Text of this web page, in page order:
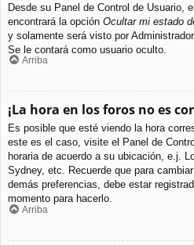
Desde su Panel de Control de Usuario,
encontrará la opción Ocultar mi estado
y solamente será visto por
Se le contará como usuario oculto.
Arriba
¡La hora en los foros no es
Es posible que esté viendo la hora
este es el caso, visite el Panel de
horaria de acuerdo a su ubicación, e.j.
Sydney, etc. Recuerde que para
demás preferencias, debe estar
momento para hacerlo.
Arriba